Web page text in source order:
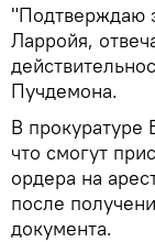
"Подтверждаю
Ларройя,
Пучдемона.
В
что смогут
ордера на
после
документа.